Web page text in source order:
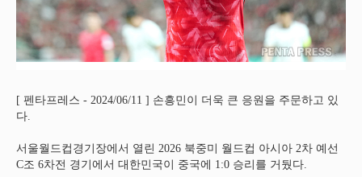
[ 펜타프레스 - 2024/06/11 ] 손흥민이 더욱 큰 응원을 주문하고 있
다.
서울월드컵경기장에서 열린 2026 북중미 월드컵 아시아 2차 예선
C조 6차전 경기에서 대한민국이 중국에 1:0 승리를 거뒀다.